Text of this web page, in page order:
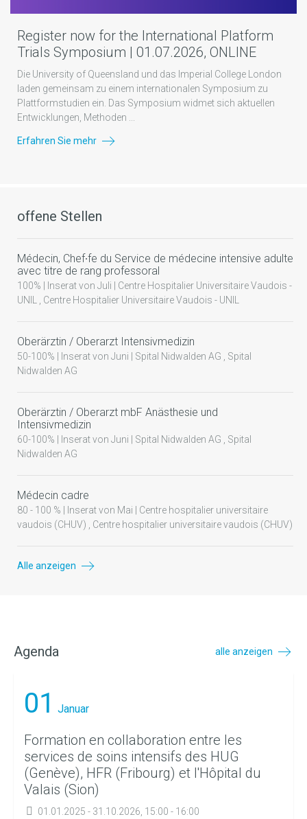
Register now for the International Platform
Trials Symposium | 01.07.2026, ONLINE
Die University of Queensland und das Imperial College London
laden gemeinsam zu einem internationalen Symposium zu
Plattformstudien ein. Das Symposium widmet sich aktuellen
Entwicklungen, Methoden ...
Erfahren Sie mehr
offene Stellen
Médecin, Chef∙fe du Service de médecine intensive adulte
avec titre de rang professoral
100% | Inserat von Juli | Centre Hospitalier Universitaire Vaudois -
UNIL , Centre Hospitalier Universitaire Vaudois - UNIL
Oberärztin / Oberarzt Intensivmedizin
50-100% | Inserat von Juni | Spital Nidwalden AG , Spital
Nidwalden AG
Oberärztin / Oberarzt mbF Anästhesie und
Intensivmedizin
60-100% | Inserat von Juni | Spital Nidwalden AG , Spital
Nidwalden AG
Médecin cadre
80 - 100 % | Inserat von Mai | Centre hospitalier universitaire
vaudois (CHUV) , Centre hospitalier universitaire vaudois (CHUV)
Alle anzeigen
Agenda alle anzeigen
01Januar
Formation en collaboration entre les
services de soins intensifs des HUG
(Genève), HFR (Fribourg) et l'Hôpital du
Valais (Sion)
01.01.2025 - 31.10.2026, 15:00 - 16:00